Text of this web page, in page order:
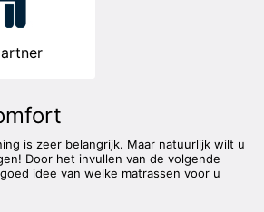
is zeer belangrijk. Maar natuurlijk wilt u
Door het invullen van de volgende
idee van welke matrassen voor u